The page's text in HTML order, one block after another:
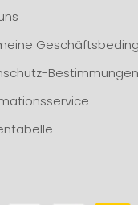
Bestimmungen